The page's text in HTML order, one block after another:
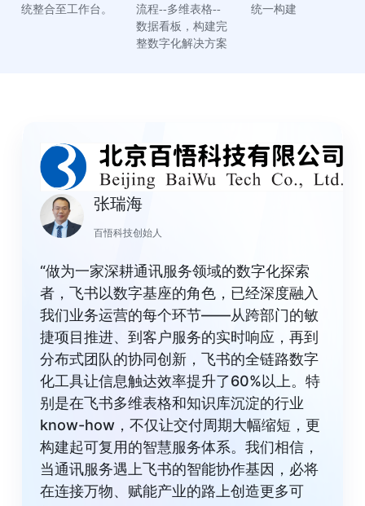
统整合至工作台。
流程--多维表格--
数据看板，构建完
整数字化解决方案
统一构建
张瑞海
百悟科技创始人
“做为一家深耕通讯服务领域的数字化探索
者，飞书以数字基座的角色，已经深度融入
我们业务运营的每个环节——从跨部门的敏
捷项目推进、到客户服务的实时响应，再到
分布式团队的协同创新，飞书的全链路数字
化工具让信息触达效率提升了60%以上。特
别是在飞书多维表格和知识库沉淀的行业
know-how，不仅让交付周期大幅缩短，更
构建起可复用的智慧服务体系。我们相信，
当通讯服务遇上飞书的智能协作基因，必将
在连接万物、赋能产业的路上创造更多可